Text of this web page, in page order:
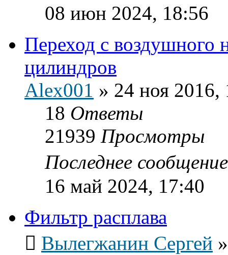
08 июн 2024, 18:56
Переход с воздушного
цилиндров
Alex001 » 24 ноя 2016,
18 Ответы
21939 Просмотры
Последнее
16 май 2024, 17:40
Фильтр расплава
Вылегжанин Сергей